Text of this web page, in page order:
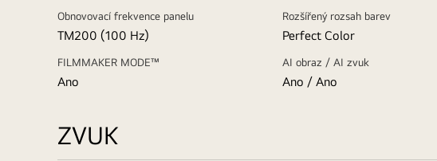
Obnovovací frekvence panelu
TM200 (100 Hz)
Rozšířený rozsah barev
Perfect Color
FILMMAKER MODE™
Ano
AI obraz / AI zvuk
Ano / Ano
ZVUK